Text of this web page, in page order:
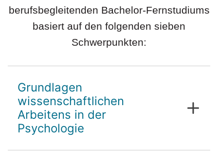
berufsbegleitenden Bachelor-Fernstudiums
basiert auf den folgenden sieben
Schwerpunkten:
Grundlagen
wissenschaftlichen
Arbeitens in der
Psychologie